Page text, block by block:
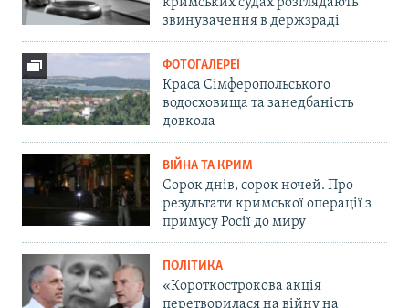
кримських судах розглядають
звинувачення в держзраді
ФОТОГАЛЕРЕЇ
Краса Сімферопольського
водосховища та занедбаність
довкола
ВІЙНА ТА КРИМ
Сорок днів, сорок ночей. Про
результати кримської операції з
примусу Росії до миру
ПОЛІТИКА
«Короткострокова акція
перетворилася на війну на